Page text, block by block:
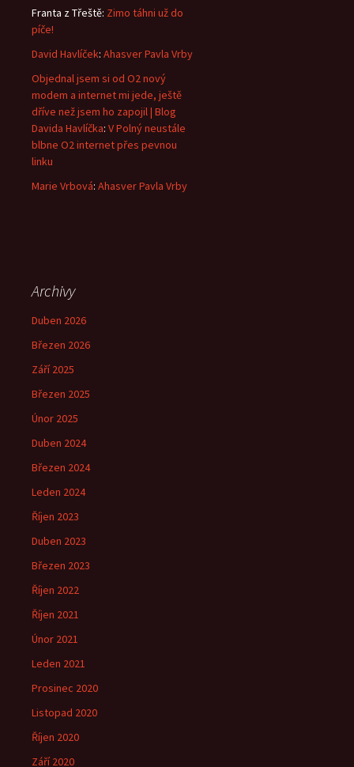
Franta z Třeště: Zimo táhni už do
píče!
David Havlíček: Ahasver Pavla Vrby
Objednal jsem si od O2 nový
modem a internet mi jede, ještě
dříve než jsem ho zapojil | Blog
Davida Havlíčka: V Polný neustále
blbne O2 internet přes pevnou
linku
Marie Vrbová: Ahasver Pavla Vrby
Archivy
Duben 2026
Březen 2026
Září 2025
Březen 2025
Únor 2025
Duben 2024
Březen 2024
Leden 2024
Říjen 2023
Duben 2023
Březen 2023
Říjen 2022
Říjen 2021
Únor 2021
Leden 2021
Prosinec 2020
Listopad 2020
Říjen 2020
Září 2020